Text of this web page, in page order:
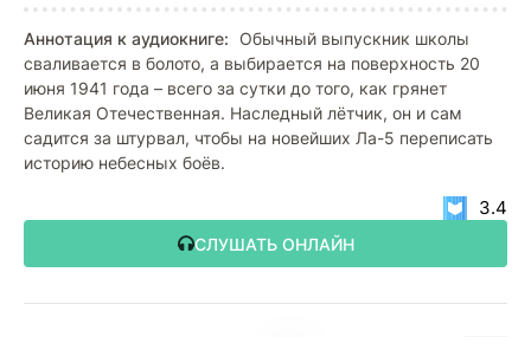
Аннотация к аудиокниге: Обычный выпускник школы
сваливается в болото, а выбирается на поверхность 20
июня 1941 года – всего за сутки до того, как грянет
Великая Отечественная. Наследный лётчик, он и сам
садится за штурвал, чтобы на новейших Ла-5 переписать
историю небесных боёв.
СЛУШАТЬ ОНЛАЙН
3.4